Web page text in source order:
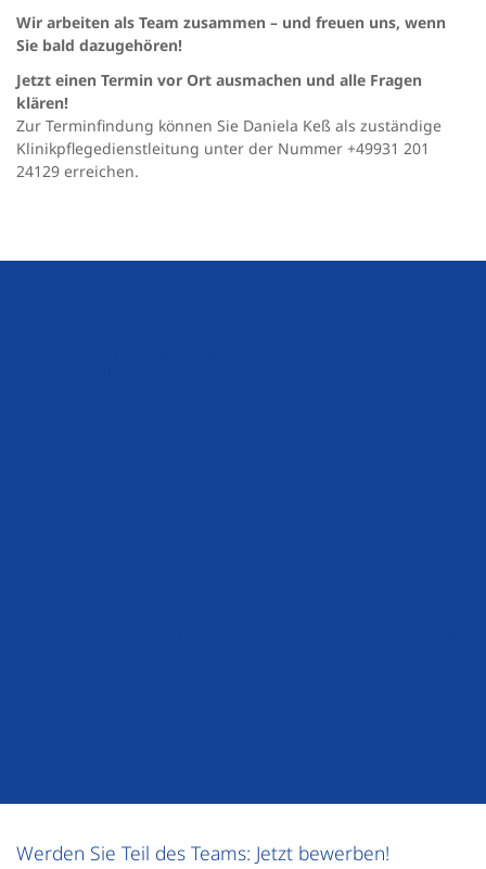
Wir arbeiten als Team zusammen – und freuen uns, wenn
Sie bald dazugehören!
Jetzt einen Termin vor Ort ausmachen und alle Fragen
klären!
Zur Terminfindung können Sie Daniela Keß als zuständige
Klinikpflegedienstleitung unter der Nummer +49931 201
24129 erreichen.
Werden Sie Teil des Teams: Jetzt bewerben!